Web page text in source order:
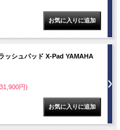
シュパッド X-Pad YAMAHA
円)